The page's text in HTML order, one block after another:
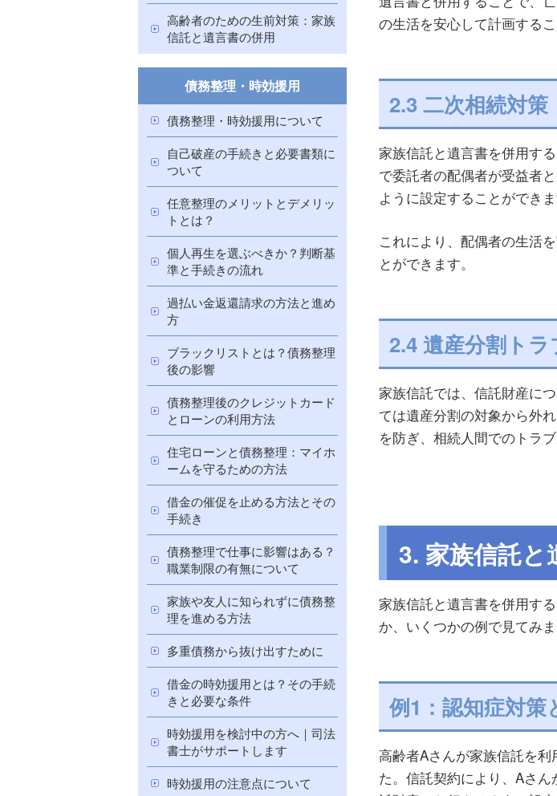
の生活を安心して計画するこ
2.3 二次相続対策
家族信託と遺言書を併用す
で委託者の配偶者が受益者
ように設定することができま
これにより、配偶者の生活
とができます。
2.4 遺産分割ト
家族信託では、信託財産に
ては遺産分割の対象から外
を防ぎ、相続人間でのトラ
3. 家族信託と
家族信託と遺言書を併用す
か、いくつかの例で見てみま
例1：認知症対策
高齢者Aさんが家族信託を
た。信託契約により、Aさ
高齢者のための生前対策：家族
信託と遺言書の併用
債務整理・時効援用
債務整理・時効援用について
自己破産の手続きと必要書類に
ついて
任意整理のメリットとデメリッ
トとは？
個人再生を選ぶべきか？判断基
準と手続きの流れ
過払い金返還請求の方法と進め
方
ブラックリストとは？債務整理
後の影響
債務整理後のクレジットカード
とローンの利用方法
住宅ローンと債務整理：マイホ
ームを守るための方法
借金の催促を止める方法とその
手続き
債務整理で仕事に影響はある？
職業制限の有無について
家族や友人に知られずに債務整
理を進める方法
多重債務から抜け出すために
借金の時効援用とは？その手続
きと必要な条件
時効援用を検討中の方へ｜司法
書士がサポートします
時効援用の注意点について